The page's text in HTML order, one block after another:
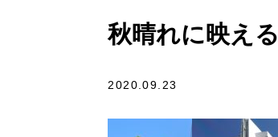
秋晴れに映える
2020.09.23